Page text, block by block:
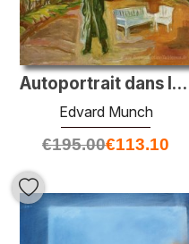
Autoportrait dans le jardin, ekely
Edvard Munch
€195.00€113.10